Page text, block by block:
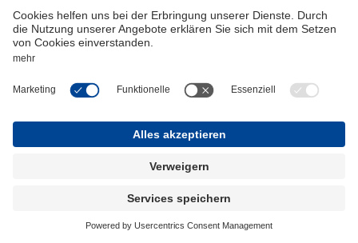
Umland, in Österreich Stadtteile von Wien und
Umland. Die Produkte der WIGeoGIS richten sich
Benötigen Sie eine einmalige Analyse, stellen wir